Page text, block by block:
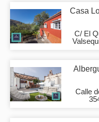
Casa
C/ El
Calle